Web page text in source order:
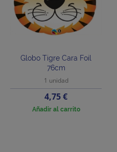
Globo Tigre Cara Foil
76cm
1 unidad
Precio
4,75 €
Añadir al carrito